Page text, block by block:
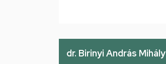
dr. Birinyi András Mihály